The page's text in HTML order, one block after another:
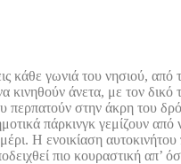
κάθε γωνιά του νησιού, από
κινηθούν άνετα, με τον δικό
περπατούν στην άκρη του
πάρκινγκ γεμίζουν από
Η ενοικίαση αυτοκινήτου
πιο κουραστική απ’